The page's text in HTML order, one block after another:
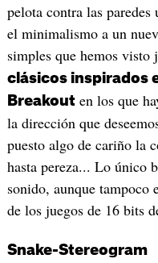
pelota contra las
el minimalismo a un
simples que hemos visto
clásicos inspirados
Breakouten los que
la dirección que
puesto algo de cariño la
hasta pereza... Lo único
sonido, aunque
de los juegos de 16 bits
Snake-Stereogram